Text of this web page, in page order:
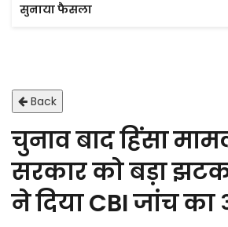
सुनाया फैसला
Back
चुनाव बाद हिंसा
सरकार को बड़ा
ने दिया CBI जांच